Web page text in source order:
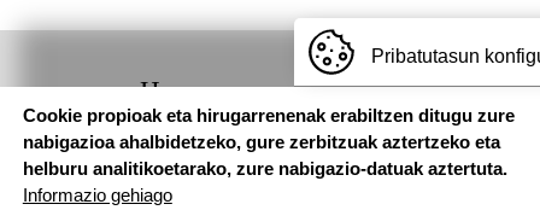
Hemen
aurkituko
gaituzu
Pribatutasun
Cookie propioak eta hirugarrenenak erabiltzen ditugu zure
nabigazioa ahalbidetzeko, gure zerbitzuak aztertzeko eta
helburu analitikoetarako, zure nabigazio-datuak aztertuta.
Informazio gehiago